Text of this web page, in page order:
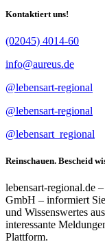
Kontaktiert uns!
(02045) 4014-60
info@aureus.de
@lebensart-regional
@lebensart-regional
@lebensart_regional
Reinschauen. Bescheid
lebensart-regional.de
GmbH – informiert
und Wissenswertes
interessante
Plattform.